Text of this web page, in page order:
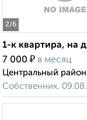
2/6
1-к квартира, на
7 000 ₽ в месяц
Центральный
Собственник,